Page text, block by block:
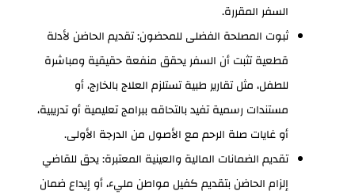
السفر المقررة.
ثبوت المصلحة الفضلى للمحضون: تقديم الحاضن لأدلة
قطعية تثبت أن السفر يحقق منفعة حقيقية ومباشرة
للطفل، مثل تقارير طبية تستلزم العلاج بالخارج، أو
مستندات رسمية تفيد بالتحاقه ببرامج تعليمية أو تدريبية،
أو غايات صلة الرحم مع الأصول من الدرجة الأولى.
تقديم الضمانات المالية والعينية المعتبرة: يحق للقاضي
إلزام الحاضن بتقديم كفيل مواطن مليء، أو إيداع ضمان